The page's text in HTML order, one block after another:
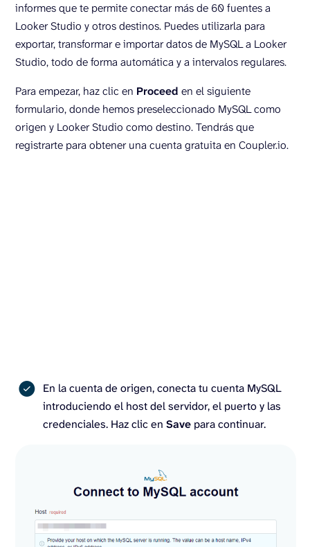
informes que te permite conectar más de 60 fuentes a
Looker Studio y otros destinos. Puedes utilizarla para
exportar, transformar e importar datos de MySQL a Looker
Studio, todo de forma automática y a intervalos regulares.
Para empezar, haz clic en Proceed en el siguiente
formulario, donde hemos preseleccionado MySQL como
origen y Looker Studio como destino. Tendrás que
registrarte para obtener una cuenta gratuita en Coupler.io.
En la cuenta de origen, conecta tu cuenta MySQL
introduciendo el host del servidor, el puerto y las
credenciales. Haz clic en Save para continuar.